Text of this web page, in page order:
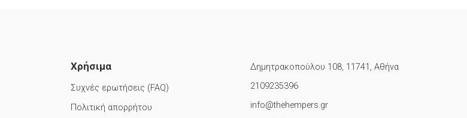
Χρήσιμα
Συχνές ερωτήσεις (FAQ)
Πολιτική απορρήτου
Δημητρακοπούλου 108, 11741, Αθήνα
2109235396
info@thehempers.gr